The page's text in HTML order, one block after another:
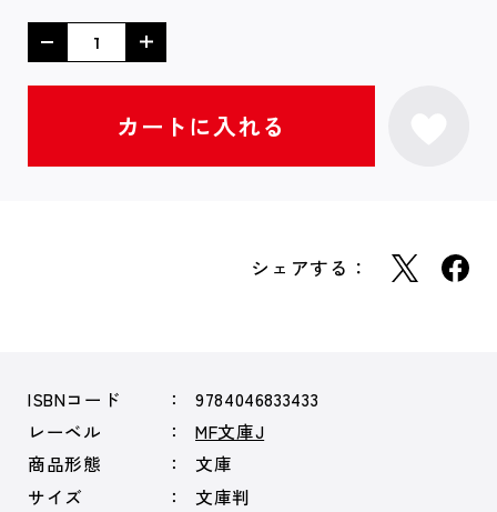
シェアする：
ISBNコード
9784046833433
レーベル
MF文庫J
商品形態
文庫
サイズ
文庫判